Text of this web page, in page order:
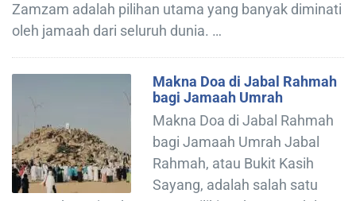
Zamzam adalah pilihan utama yang banyak diminati
oleh jamaah dari seluruh dunia. …
Makna Doa di Jabal Rahmah
bagi Jamaah Umrah
Makna Doa di Jabal Rahmah
bagi Jamaah Umrah Jabal
Rahmah, atau Bukit Kasih
Sayang, adalah salah satu